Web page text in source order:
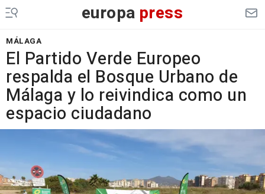
europa press
MÁLAGA
El Partido Verde Europeo
respalda el Bosque Urbano de
Málaga y lo reivindica como un
espacio ciudadano